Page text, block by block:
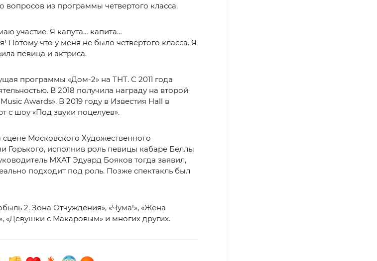
вопросов из программы четвертого класса.
участие. Я капута… капита…
Потому что у меня не было четвертого класса. Я
певица и актриса.
программы «Дом-2» на ТНТ. С 2011 года
В 2018 получила награду на второй
Awards». В 2019 году в Известия Hall в
с шоу «Под звуки поцелуев».
Московского Художественного
Горького, исполнив роль певицы кабаре Беллы
МХАТ Эдуард Бояков тогда заявил,
подходит под роль. Позже спектакль был
2. Зона Отчуждения», «Чума!», «Жена
«Девушки с Макаровым» и многих других.